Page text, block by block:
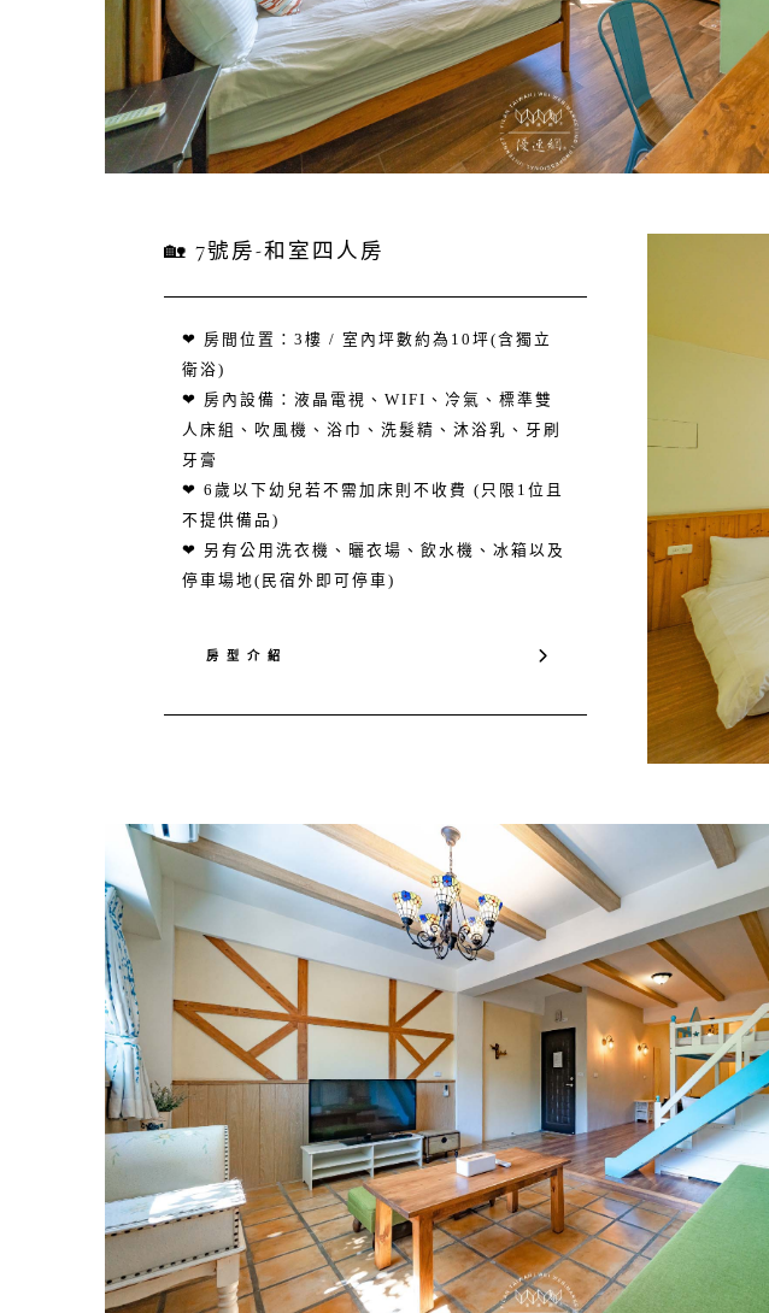
🏡 7號房-和室四人房
❤ 房間位置：3樓 / 室內坪數約為10坪(含獨立
衛浴)
❤ 房內設備：液晶電視、WIFI、冷氣、標準雙
人床組、吹風機、浴巾、洗髮精、沐浴乳、牙刷
牙膏
❤ 6歲以下幼兒若不需加床則不收費 (只限1位且
不提供備品)
❤ ​另有公用洗衣機、曬衣場、飲水機、冰箱以及
停車場地(民宿外即可停車)
房 型 介 紹